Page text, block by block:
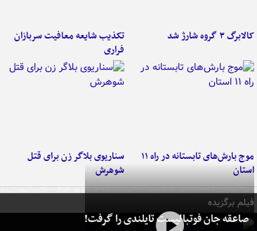
کالابرگ ۳ گروه شارژ شد
تکذیب شایعه معافیت سربازان
فراری
موج بارش‌های تابستانه در راه ۱۱
استان
سناریوی بلاگر زن برای قتل
شوهرش
فیلم برگزیده
صاعقه جان فوتبالیست تایلندی را گرفت!